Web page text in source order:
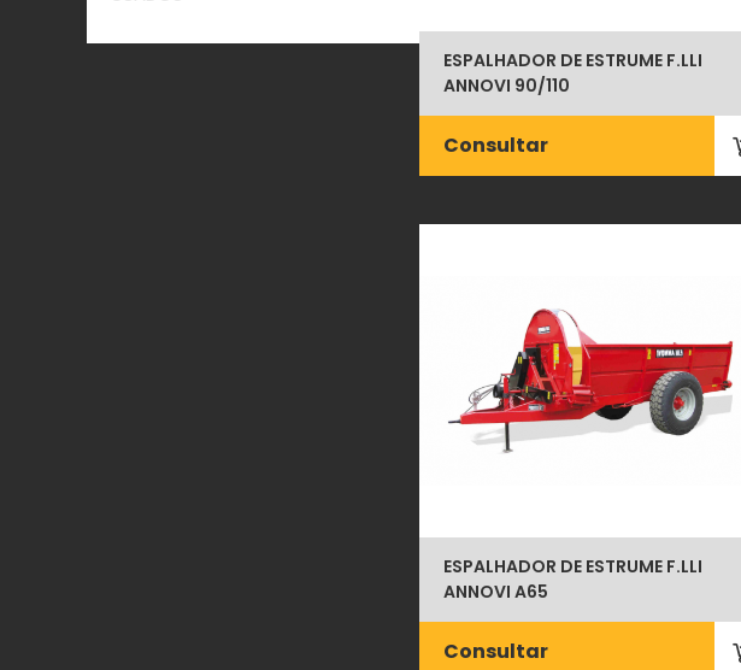
ESPALHADOR DE ESTRUME F.LLI
ANNOVI 90/110
Consultar
ESPALHADOR DE ESTRUME F.LLI
ANNOVI A65
Consultar